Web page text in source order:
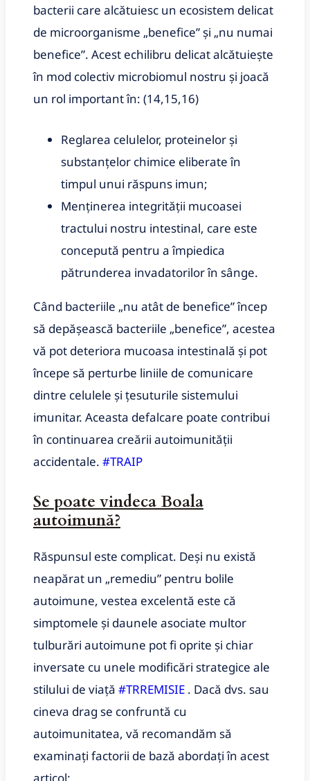
bacterii care alcătuiesc un ecosistem delicat
de microorganisme „benefice” și „nu numai
benefice”. Acest echilibru delicat alcătuiește
în mod colectiv microbiomul nostru și joacă
un rol important în: (14,15,16)
Reglarea celulelor, proteinelor și
substanțelor chimice eliberate în
timpul unui răspuns imun;
Menținerea integrității mucoasei
tractului nostru intestinal, care este
concepută pentru a împiedica
pătrunderea invadatorilor în sânge.
Când bacteriile „nu atât de benefice” încep
să depășească bacteriile „benefice”, acestea
vă pot deteriora mucoasa intestinală și pot
începe să perturbe liniile de comunicare
dintre celulele și țesuturile sistemului
imunitar. Aceasta defalcare poate contribui
în continuarea creării autoimunității
accidentale. #TRAIP
Se poate vindeca Boala
autoimună?
Răspunsul este complicat. Deși nu există
neapărat un „remediu” pentru bolile
autoimune, vestea excelentă este că
simptomele și daunele asociate multor
tulburări autoimune pot fi oprite și chiar
inversate cu unele modificări strategice ale
stilului de viață #TRREMISIE . Dacă dvs. sau
cineva drag se confruntă cu
autoimunitatea, vă recomandăm să
examinați factorii de bază abordați în acest
articol: